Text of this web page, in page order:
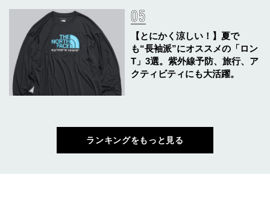
【とにかく涼しい！】夏で
も“長袖派”にオススメの「ロン
T」3選。紫外線予防、旅行、ア
クティビティにも大活躍。
ランキングをもっと見る